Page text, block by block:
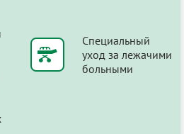
Специальный
уход за лежачими
больными